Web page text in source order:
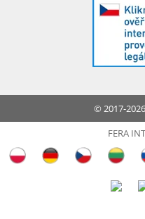
© 2017-
FERA